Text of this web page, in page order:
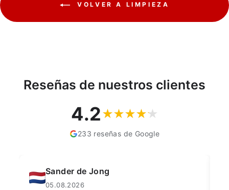
VOLVER A LIMPIEZA
Reseñas de nuestros clientes
4.2
233 reseñas de Google
Muahmmet Karadag
04.08.2026